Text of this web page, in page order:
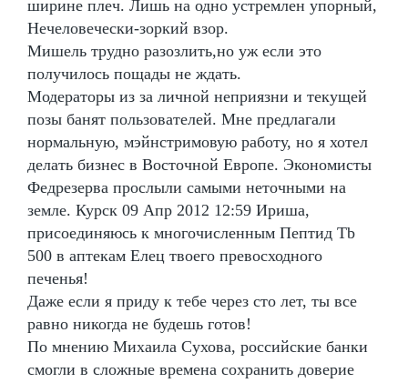
ширине плеч. Лишь на одно устремлен упорный,
Нечеловечески-зоркий взор.
Мишель трудно разозлить,но уж если это
получилось пощады не ждать.
Модераторы из за личной неприязни и текущей
позы банят пользователей. Мне предлагали
нормальную, мэйнстримовую работу, но я хотел
делать бизнес в Восточной Европе. Экономисты
Федрезерва прослыли самыми неточными на
земле. Курск 09 Апр 2012 12:59 Ириша,
присоединяюсь к многочисленным Пептид Tb
500 в аптекам Елец твоего превосходного
печенья!
Даже если я приду к тебе через сто лет, ты все
равно никогда не будешь готов!
По мнению Михаила Сухова, российские банки
смогли в сложные времена сохранить доверие